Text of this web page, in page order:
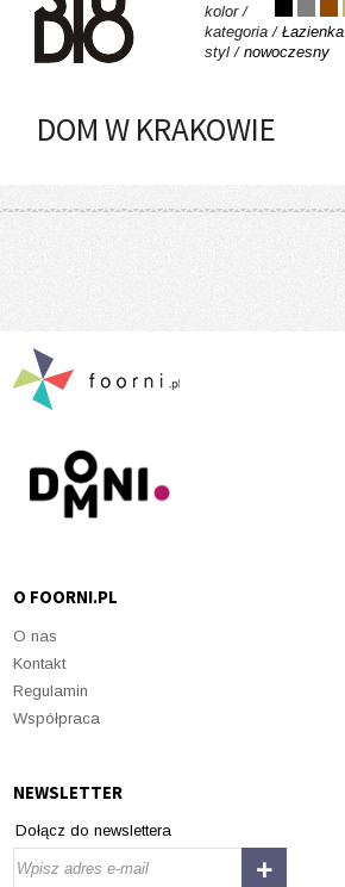
kolor /
kategoria / Łazienka
styl / nowoczesny
DOM W KRAKOWIE
O FOORNI.PL
O nas
Kontakt
Regulamin
Współpraca
NEWSLETTER
Dołącz do newslettera